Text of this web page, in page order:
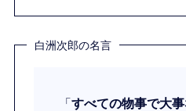
白洲次郎の名言
「すべての物事で大